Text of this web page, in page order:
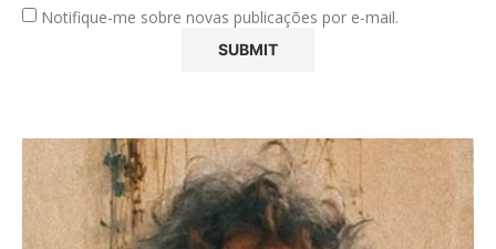
Notifique-me sobre novas publicações por e-mail.